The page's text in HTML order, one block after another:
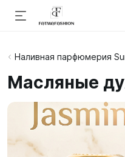
Наливная парфюмерия
Масляные